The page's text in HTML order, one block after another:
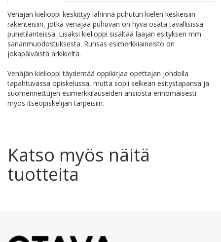
Venäjän kielioppi keskittyy lähinnä puhutun kielen keskeisiin
rakenteisiin, jotka venäjää puhuvan on hyvä osata tavallisissa
puhetilanteissa. Lisäksi kielioppi sisältää laajan esityksen mm.
sananmuodostuksesta. Runsas esimerkkiaineisto on
jokapäiväistä arkikieltä.
Venäjän kielioppi täydentää oppikirjaa opettajan johdolla
tapahtuvassa opiskelussa, mutta sopii selkeän esitystapansa ja
suomennettujen esimerkkilauseiden ansiosta erinomaisesti
myös itseopiskelijan tarpeisiin.
Katso myös näitä
tuotteita